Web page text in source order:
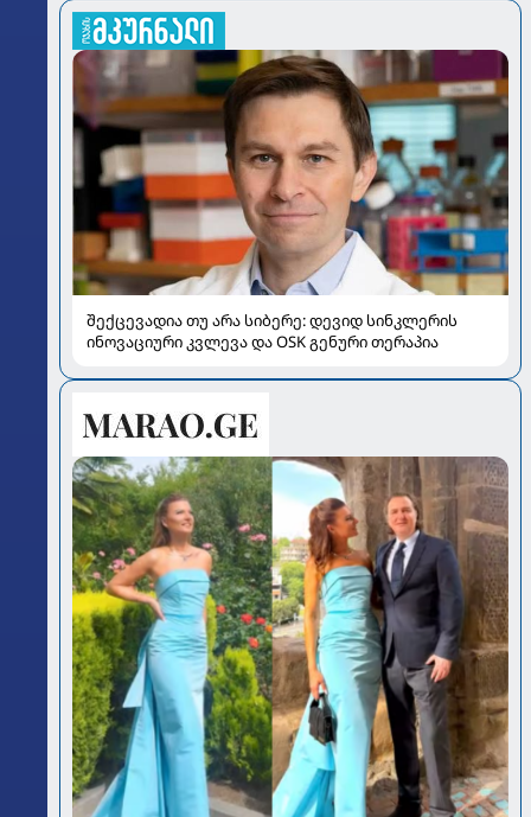
შექცევადია თუ არა სიბერე: დევიდ სინკლერის
ინოვაციური კვლევა და OSK გენური თერაპია